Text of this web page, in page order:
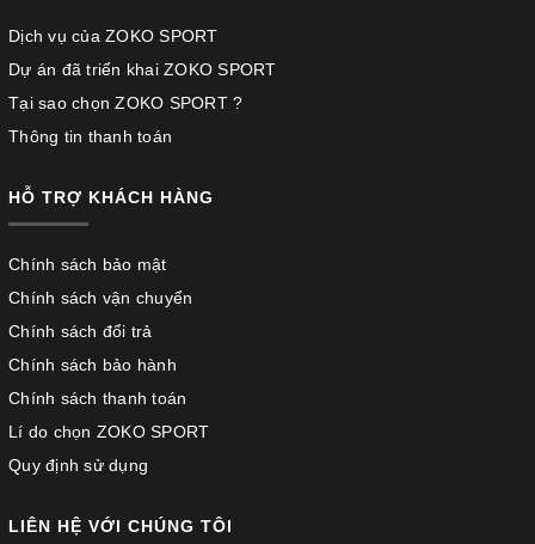
Dịch vụ của ZOKO SPORT
Dự án đã triển khai ZOKO SPORT
Tại sao chọn ZOKO SPORT ?
Thông tin thanh toán
HỖ TRỢ KHÁCH HÀNG
Chính sách bảo mật
Chính sách vận chuyển
Chính sách đổi trả
Chính sách bảo hành
Chính sách thanh toán
Lí do chọn ZOKO SPORT
Quy định sử dụng
LIÊN HỆ VỚI CHÚNG TÔI